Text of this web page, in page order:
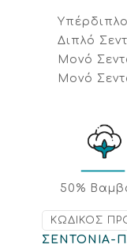
Διπλό
Μονό
Μονό
50%
ΚΩΔΙΚΌΣ
ΣΕΝΤΟΝΙΑ-